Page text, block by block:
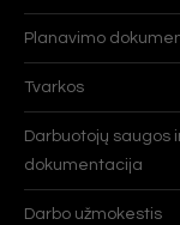
Planavimo
Tvarkos
Darbuotojų saugos
dokumentacija
Darbo užmokestis